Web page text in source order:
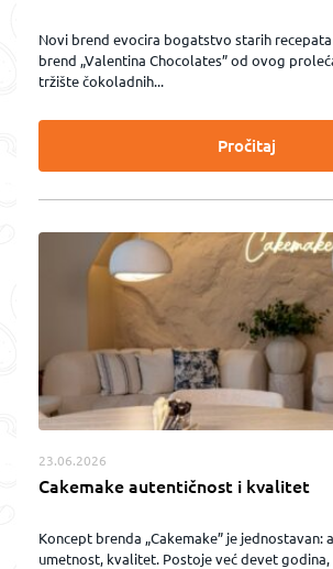
Novi brend evocira bogatstvo starih
brend „Valentina Chocolates” od ovog
tržište čokoladnih...
Pročitaj
23.06.2026
Cakemake autentičnost i kvalitet
Koncept brenda „Cakemake” je jednostavan:
umetnost, kvalitet. Postoje već devet